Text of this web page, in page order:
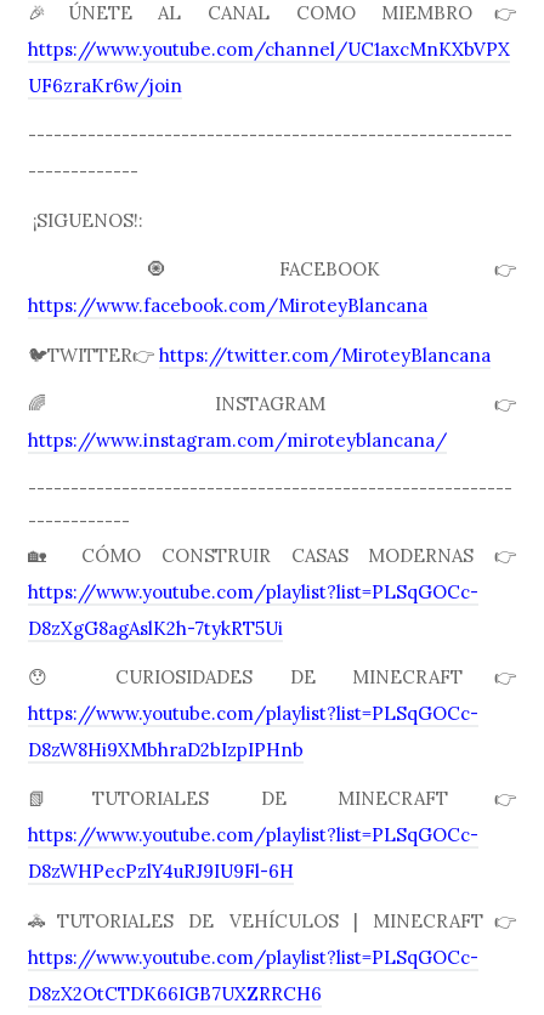
🎉ÚNETE AL CANAL COMO MIEMBRO👉
https://www.youtube.com/channel/UC1axcMnKXbVPX
UF6zraKr6w/join
---------------------------------------------------------
-------------
¡SIGUENOS!:
🧿FACEBOOK👉
https://www.facebook.com/MiroteyBlancana
🐦TWITTER👉https://twitter.com/MiroteyBlancana
🌈INSTAGRAM👉
https://www.instagram.com/miroteyblancana/
---------------------------------------------------------
------------
🏡 CÓMO CONSTRUIR CASAS MODERNAS 👉
https://www.youtube.com/playlist?list=PLSqGOCc-
D8zXgG8agAslK2h-7tykRT5Ui
😯 CURIOSIDADES DE MINECRAFT👉
https://www.youtube.com/playlist?list=PLSqGOCc-
D8zW8Hi9XMbhraD2bIzpIPHnb
📗TUTORIALES DE MINECRAFT👉
https://www.youtube.com/playlist?list=PLSqGOCc-
D8zWHPecPzlY4uRJ9IU9Fl-6H
🚓TUTORIALES DE VEHÍCULOS | MINECRAFT👉
https://www.youtube.com/playlist?list=PLSqGOCc-
D8zX2OtCTDK66IGB7UXZRRCH6